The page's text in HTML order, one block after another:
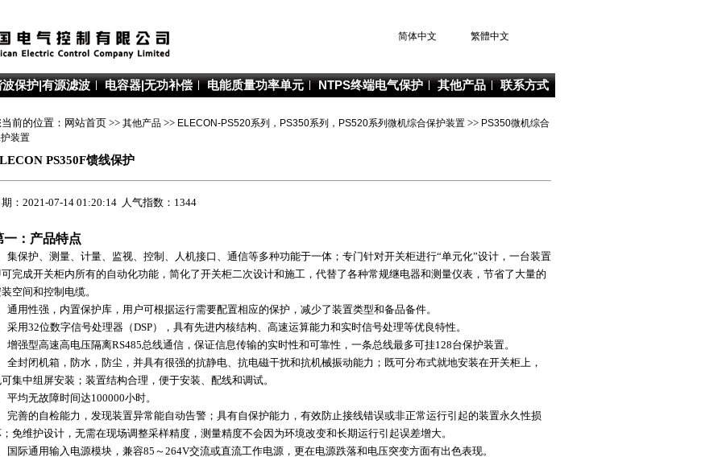
简体中文 繁體中文
波保护|有源滤波 电容器|无功补偿 电能质量功率单元 NTPS终端电气保护 其他产品 联系方式
前的位置：网站首页 >> 其他产品 >> ELECON-PS520系列，PS350系列，PS520系列微机综合保护装置 >> PS350微机综合
装置
PS350F馈线保护
期：2021-07-14 01:20:14 人气指数：1344
一：产品特点
集保护、测量、计量、监视、控制、人机接口、通信等多种功能于一体；专门针对开关柜进行“单元化”设计，一台装置
可完成开关柜内所有的自动化功能，简化了开关柜二次设计和施工，代替了各种常规继电器和测量仪表，节省了大量的
空间和控制电缆。
通用性强，内置保护库，用户可根据运行需要配置相应的保护，减少了装置类型和备品备件。
采用32位数字信号处理器（DSP），具有先进内核结构、高速运算能力和实时信号处理等优良特性。
增强型高速高电压隔离RS485总线通信，保证信息传输的实时性和可靠性，一条总线最多可挂128台保护装置。
全封闭机箱，防水，防尘，并具有很强的抗静电、抗电磁干扰和抗机械振动能力；既可分布式就地安装在开关柜上，
集中组屏安装；装置结构合理，便于安装、配线和调试。
平均无故障时间达100000小时。
完善的自检能力，发现装置异常能自动告警；具有自保护能力，有效防止接线错误或非正常运行引起的装置永久性损
免维护设计，无需在现场调整采样精度，测量精度不会因为环境改变和长期运行引起误差增大。
国际通用输入电源模块，兼容85～264V交流或直流工作电源，更在电源跌落和电压突变方面有出色表现。